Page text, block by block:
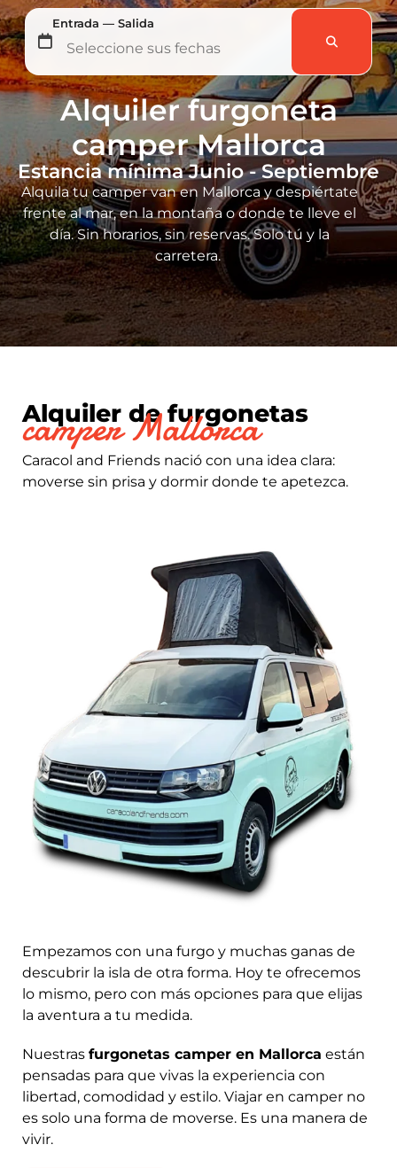
Entrada — Salida
Alquiler furgoneta
camper Mallorca
Estancia mínima Junio - Septiembre
Alquila tu camper van en Mallorca y despiértate
frente al mar, en la montaña o donde te lleve el
día. Sin horarios, sin reservas. Solo tú y la
carretera.
Alquiler de furgonetas
camper Mallorca
Caracol and Friends nació con una idea clara:
moverse sin prisa y dormir donde te apetezca.
Empezamos con una furgo y muchas ganas de
descubrir la isla de otra forma. Hoy te ofrecemos
lo mismo, pero con más opciones para que elijas
la aventura a tu medida.
Nuestras furgonetas camper en Mallorca están
pensadas para que vivas la experiencia con
libertad, comodidad y estilo. Viajar en camper no
es solo una forma de moverse. Es una manera de
vivir.